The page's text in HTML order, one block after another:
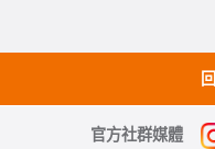
官方社群媒體